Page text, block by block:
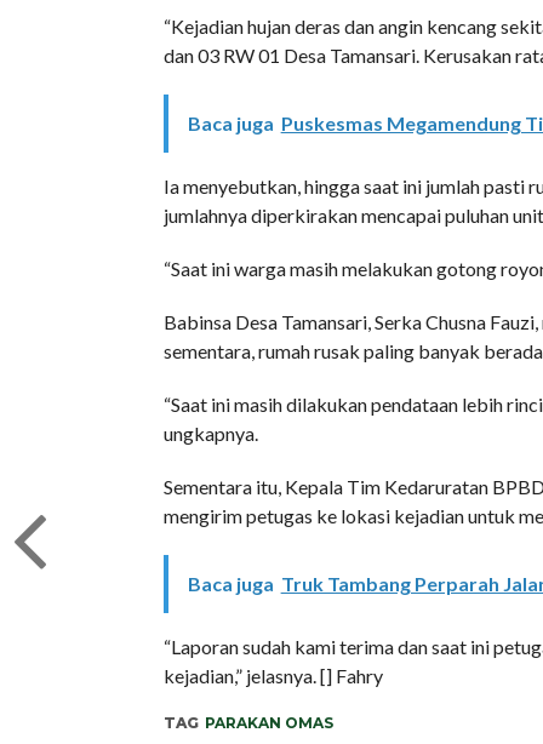
“Kejadian hujan deras dan angin kencang
dan 03 RW 01 Desa Tamansari. Kerusakan
Baca juga Puskesmas Megamendung
Ia menyebutkan, hingga saat ini jumlah pasti
jumlahnya diperkirakan mencapai puluhan
“Saat ini warga masih melakukan gotong
Babinsa Desa Tamansari, Serka Chusna
sementara, rumah rusak paling banyak
“Saat ini masih dilakukan pendataan lebih
ungkapnya.
Sementara itu, Kepala Tim Kedaruratan
mengirim petugas ke lokasi kejadian untuk
Baca juga Truk Tambang Perparah
“Laporan sudah kami terima dan saat ini
kejadian,” jelasnya. [] Fahry
TAG PARAKAN OMAS